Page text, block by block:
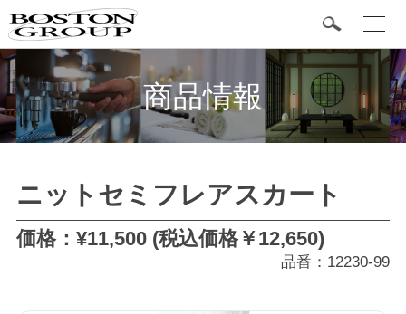
商品情報
BOSTON 定番商品
タキシード
ニットセミフレアスカート
価格：¥11,500 (税込価格￥12,650)
品番：12230-99
t
g
e
n
a
v
i